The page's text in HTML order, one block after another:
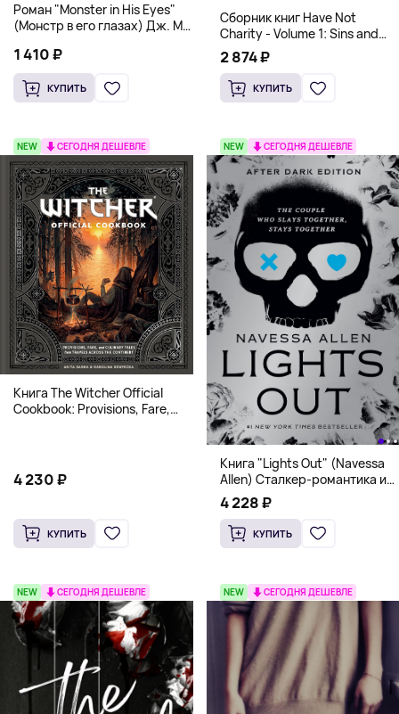
Роман "Monster in His Eyes"
(Монстр в его глазах) Дж. М.
18+
1 410 ₽
КУПИТЬ
Сборник книг Have Not
Charity - Volume 1: Sins and
Volume 2: Virtues
2 874 ₽
КУПИТЬ
NEW СЕГОДНЯ ДЕШЕВЛЕ
Книга The Witcher Official
Cookbook: Provisions, Fare,
4 230 ₽
КУПИТЬ
NEW СЕГОДНЯ ДЕШЕВЛЕ
Книга "Lights Out" (Navessa
Allen) Сталкер-романтика и
человек в маске (18+)
4 228 ₽
КУПИТЬ
NEW СЕГОДНЯ ДЕШЕВЛЕ NEW СЕГОДНЯ ДЕШЕВЛЕ